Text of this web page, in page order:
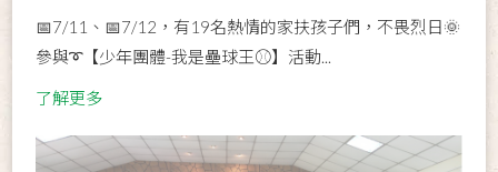
📅7/11、📅7/12，有19名熱情的家扶孩子們，不畏烈日🌞
參與➰【少年團體-我是壘球王⚾】活動...
了解更多